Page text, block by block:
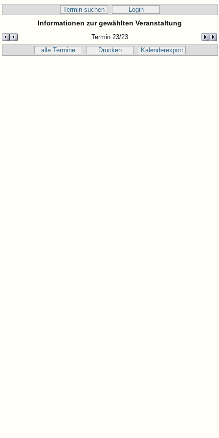
Termin suchen Login
Informationen zur gewählten Veranstaltung
Termin 23/23
alle Termine
Drucken Kalenderexport